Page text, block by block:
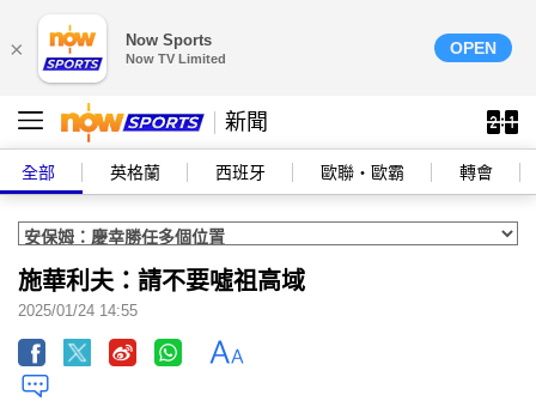
× Now Sports
Now TV Limited
OPEN
新聞
全部 英格蘭 西班牙 歐聯‧歐霸 轉會
施華利夫：請不要噓祖高域
2025/01/24 14:55